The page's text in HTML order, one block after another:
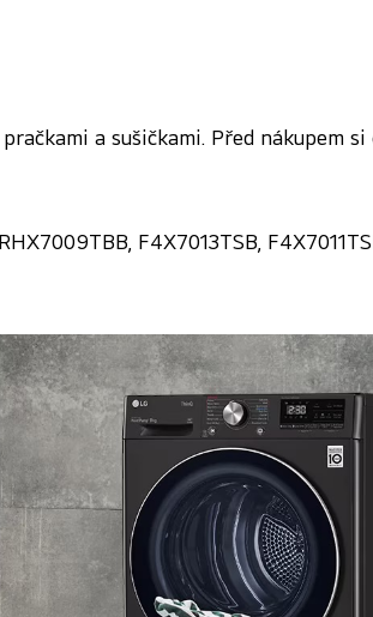
a sušičkami. Před nákupem
F4X7013TSB,